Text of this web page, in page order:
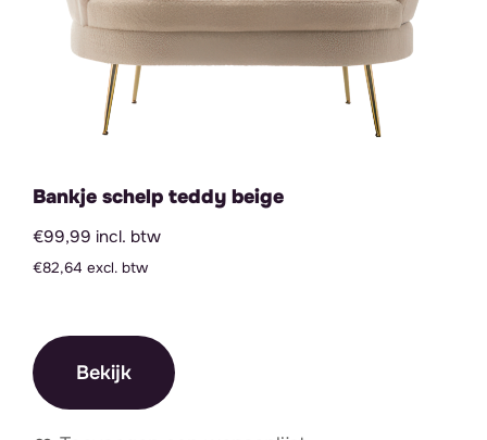
Bankje schelp teddy beige
€99,99 incl. btw
€82,64 excl. btw
Bekijk